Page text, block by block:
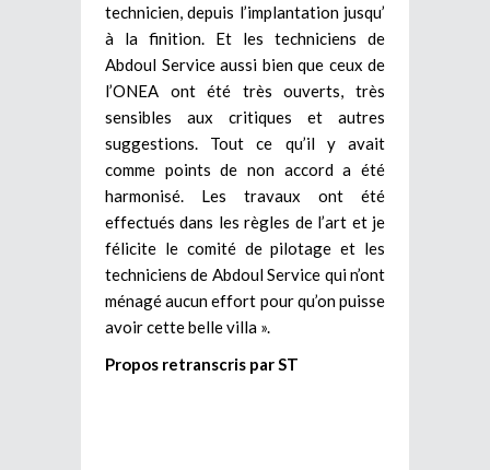
technicien, depuis l’implantation jusqu’
à la finition. Et les techniciens de
Abdoul Service aussi bien que ceux de
l’ONEA ont été très ouverts, très
sensibles aux critiques et autres
suggestions. Tout ce qu’il y avait
comme points de non accord a été
harmonisé. Les travaux ont été
effectués dans les règles de l’art et je
félicite le comité de pilotage et les
techniciens de Abdoul Service qui n’ont
ménagé aucun effort pour qu’on puisse
avoir cette belle villa ».
Propos retranscris par ST